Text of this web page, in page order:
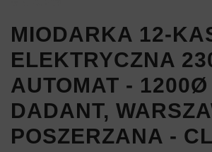
MIODARKA 12-
ELEKTRYCZNA
AUTOMAT - 1200Ø
DADANT,
POSZERZANA -